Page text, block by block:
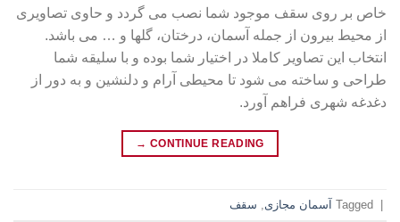
خاص بر روی سقف موجود شما نصب می گردد و حاوی تصاویری
از محیط بیرون از جمله آسمان، درختان، گلها و … می باشد.
انتخاب این تصاویر کاملا در اختیار شما بوده و با سلیقه شما
طراحی و ساخته می شود تا محیطی آرام و دلنشین و به دور از
دغدغه شهری فراهم آورد.
CONTINUE READING
→
|
Tagged آسمان مجازی سقف